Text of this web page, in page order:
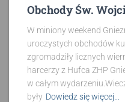
Obchody Św.
W miniony weekend
uroczystych obchodów
zgromadziły licznych
harcerzy z Hufca ZHP
w całym
były Dowiedz się więcej…